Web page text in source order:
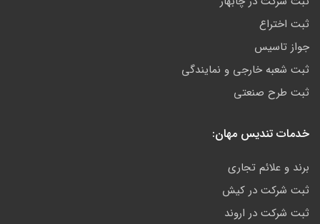
ثبت اختراع
جواز تاسیس
ثبت شعبه خارجی و نمایندگی
ثبت طرح صنعتی
خدمات تندیس مهان:
برند و علائم تجاری
ثبت شرکت در کیش
ثبت شرکت در اروند